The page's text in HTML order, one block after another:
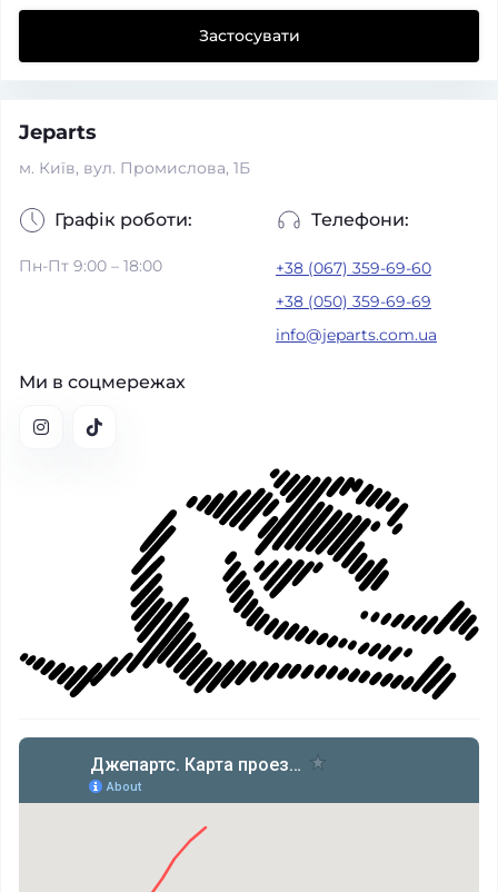
Застосувати
Jeparts
м. Київ, вул. Промислова, 1Б
Графік роботи:
Пн-Пт 9:00 – 18:00
Телефони:
+38 (067) 359-69-60
+38 (050) 359-69-69
info@jeparts.com.ua
Ми в соцмережах